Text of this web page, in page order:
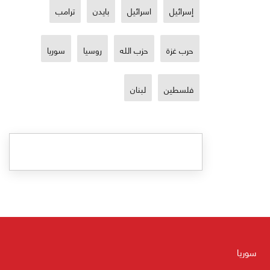
إسرائيل اسرائيل بايدن ترامب
حرب غزة حزب الله روسيا سوريا
فلسطين لبنان
سوريا